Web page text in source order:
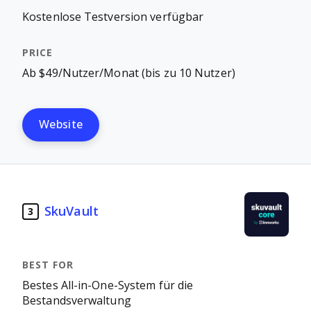
Kostenlose Testversion verfügbar
Ab $49/Nutzer/Monat (bis zu 10 Nutzer)
Website
3 SkuVault
Bestes All-in-One-System für die
Bestandsverwaltung